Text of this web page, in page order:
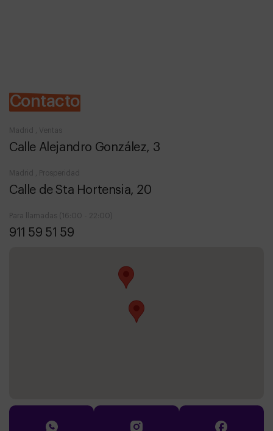
Contacto
Madrid , Ventas
Calle Alejandro González, 3
Madrid , Prosperidad
Calle de Sta Hortensia, 20
Para llamadas (16:00 - 22:00)
911 59 51 59